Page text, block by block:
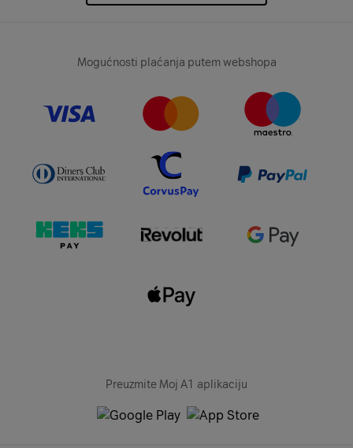
Mogućnosti plaćanja putem webshopa
Preuzmite Moj A1 aplikaciju